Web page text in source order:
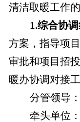
清洁取暖工作
1.综合协调
方案，指导项
审批和项目招
暖办协调对接工
分管领导
牵头单位